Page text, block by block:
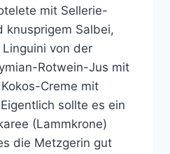
mit Sellerie-
knusprigem Salbei,
von der
Rotwein-Jus mit
Creme mit
sollte es ein
(Lammkrone)
die Metzgerin gut